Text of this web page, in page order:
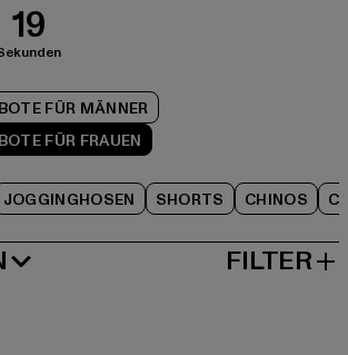
19
FÜR MÄNNER
FÜR FRAUEN
JOGGINGHOSEN SHORTS CHINOS
FILTER